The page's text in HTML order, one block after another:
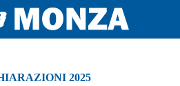
2025